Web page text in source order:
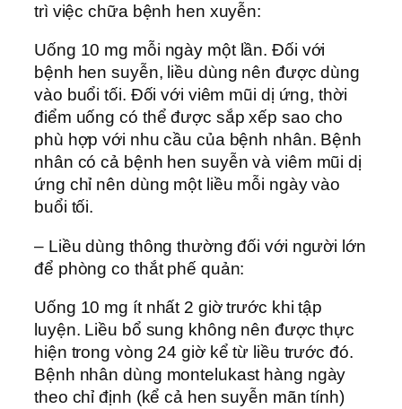
trì việc chữa bệnh hen xuyễn:
Uống 10 mg mỗi ngày một lần. Đối với
bệnh hen suyễn, liều dùng nên được dùng
vào buổi tối. Đối với viêm mũi dị ứng, thời
điểm uống có thể được sắp xếp sao cho
phù hợp với nhu cầu của bệnh nhân. Bệnh
nhân có cả bệnh hen suyễn và viêm mũi dị
ứng chỉ nên dùng một liều mỗi ngày vào
buổi tối.
– Liều dùng thông thường đối với người lớn
để phòng co thắt phế quản:
Uống 10 mg ít nhất 2 giờ trước khi tập
luyện. Liều bổ sung không nên được thực
hiện trong vòng 24 giờ kể từ liều trước đó.
Bệnh nhân dùng montelukast hàng ngày
theo chỉ định (kể cả hen suyễn mãn tính)